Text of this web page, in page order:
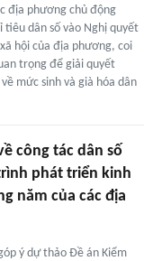
địa phương chủ động
dân số vào Nghị quyết
hội của địa phương, coi
trọng để giải quyết
mức sinh và già hóa dân
công tác dân số
phát triển kinh
năm của các địa
ý dự thảo Đề án Kiểm